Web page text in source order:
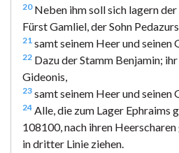
20Neben ihm soll sich lagern
Fürst Gamliel, der Sohn
21 samt seinem Heer und seinen
22 Dazu der Stamm Benjamin;
Gideonis,
23 samt seinem Heer und seinen
24 Alle, die zum Lager Ephraims
108100, nach ihren
in dritter Linie ziehen.